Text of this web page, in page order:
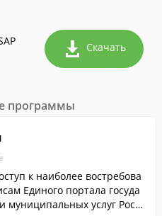
Скачать
программы
к наиболее востребова
Единого портала госуда
муниципальных услуг Росс